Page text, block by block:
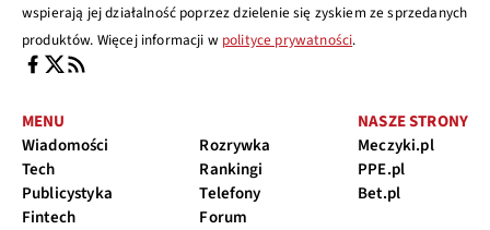
wspierają jej działalność poprzez dzielenie się zyskiem ze sprzedanych
produktów. Więcej informacji w polityce prywatności.
MENU
Wiadomości
Tech
Publicystyka
Fintech
Rozrywka
Rankingi
Telefony
Forum
NASZE STRONY
Meczyki.pl
PPE.pl
Bet.pl